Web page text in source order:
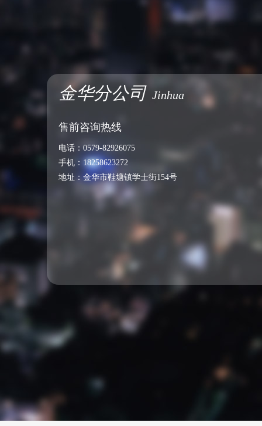
金华分公司 Jinhua
售前咨询热线
电话： 0579-82926075
手机： 18258623272
地址： 金华市鞋塘镇学士街154号